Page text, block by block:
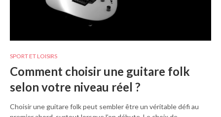
SPORT ET LOISIRS
Comment choisir une guitare folk
selon votre niveau réel ?
Choisir une guitare folk peut sembler être un véritable défi au